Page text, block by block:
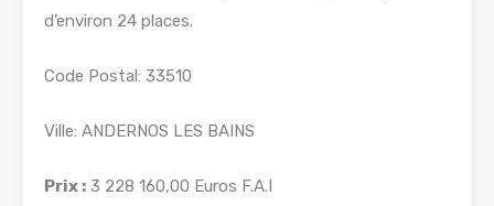
d’environ 24 places.
Code Postal: 33510
Ville: ANDERNOS LES BAINS
Prix : 3 228 160,00 Euros F.A.I